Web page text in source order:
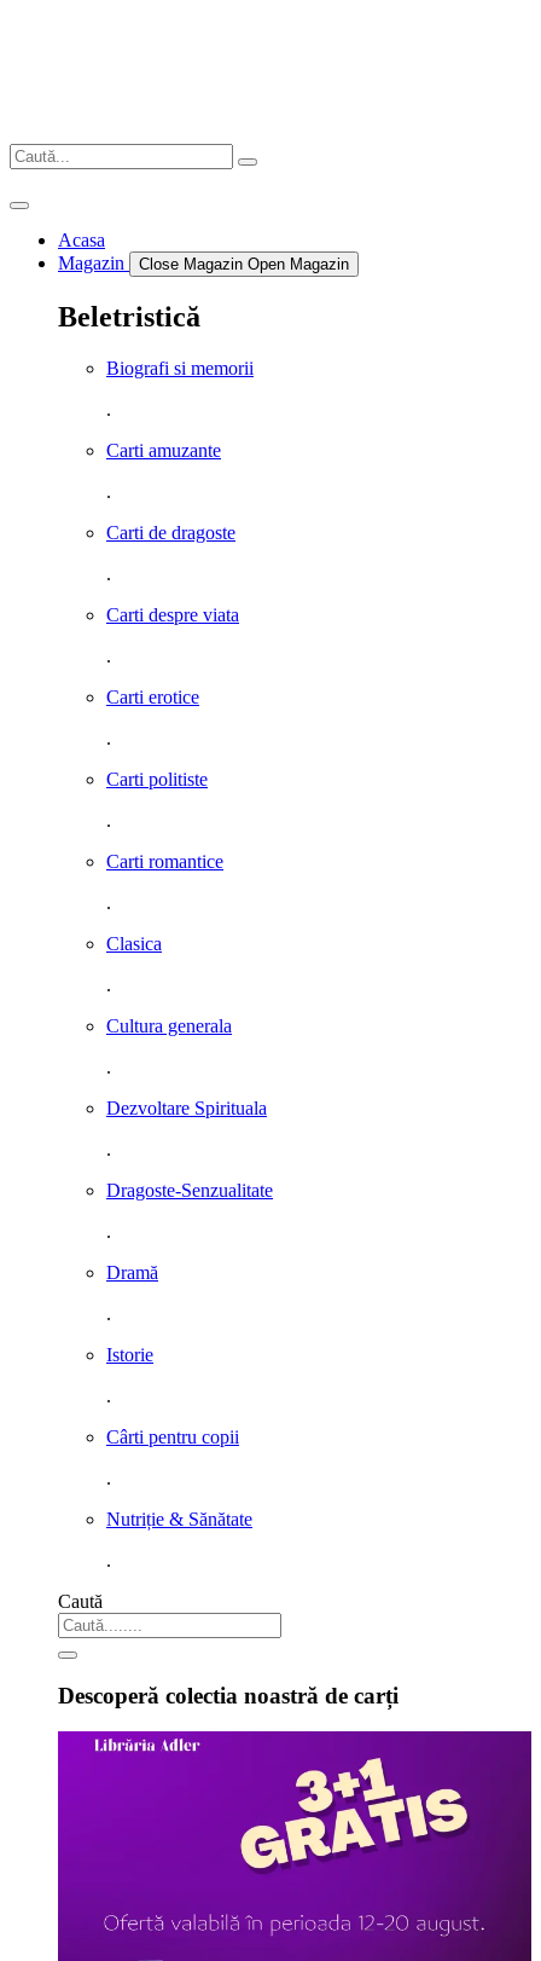
Acasa
Magazin
Close Magazin Open Magazin
Beletristică
Biografi si memorii
.
Carti amuzante
.
Carti de dragoste
.
Carti despre viata
.
Carti erotice
.
Carti politiste
.
Carti romantice
.
Clasica
.
Cultura generala
.
Dezvoltare Spirituala
.
Dragoste-Senzualitate
.
Dramă
.
Istorie
.
Cârti pentru copii
.
Nutriție & Sănătate
.
Caută
Descoperă colectia noastră de carți